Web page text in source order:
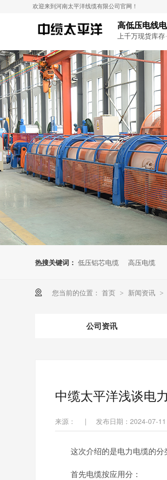
欢迎来到河南太平洋线缆有限公司官网！
高低压电线
上千万现货库存
热搜关键词： 低压铝芯电缆 高压电缆
您当前的位置： 首页 > 新闻资讯 >
公司资讯
中缆太平洋浅谈电
来源： | 发布日期：2024-07-11
这次介绍的是电力电缆的分
首先电缆按应用分：